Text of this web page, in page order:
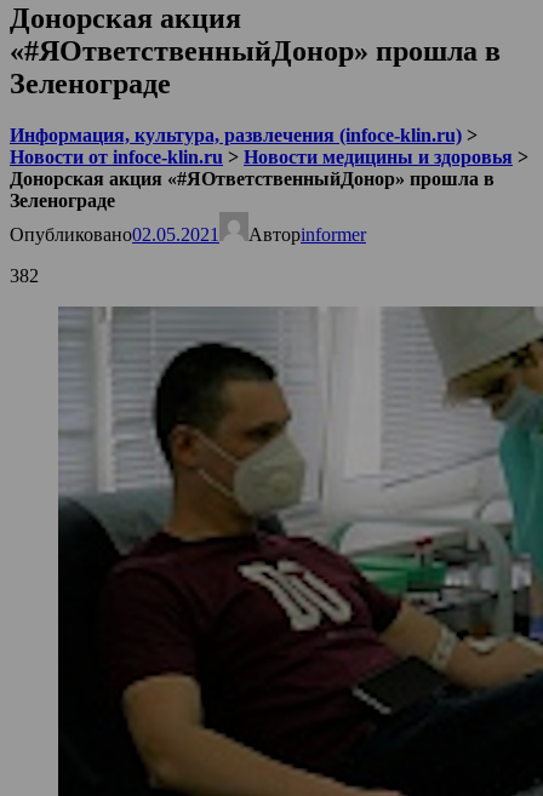
Донорская акция
«#ЯОтветственныйДонор» прошла в
Зеленограде
Информация, культура, развлечения (infoce-klin.ru) >
Новости от infoce-klin.ru > Новости медицины и здоровья >
Донорская акция «#ЯОтветственныйДонор» прошла в
Зеленограде
Опубликовано02.05.2021 Авторinformer
382